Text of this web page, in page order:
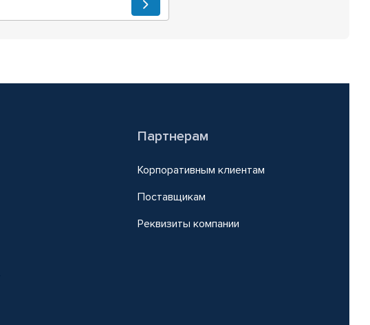
Партнерам
Корпоративным клиентам
Поставщикам
Реквизиты компании